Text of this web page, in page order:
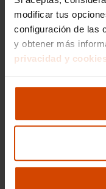
modificar tus
configuración de las
y obtener más
privacidad y
adecuada para
soltura,
tanto en
opción de
En definitiva,
segunda mano
condición y con
para disfrutar de